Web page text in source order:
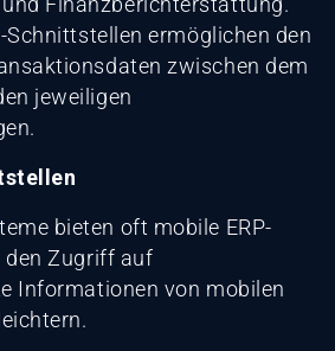
Schnittstellen ermöglichen den
zwischen dem
jeweiligen
bieten oft mobile ERP-
den Zugriff auf
Informationen von mobilen